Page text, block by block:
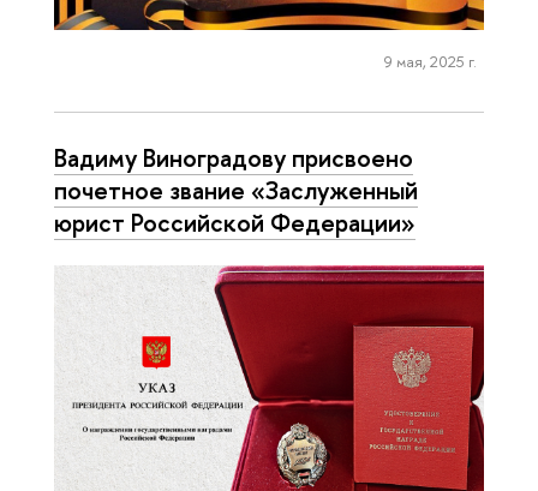
9 мая, 2025 г.
Вадиму Виноградову присвоено
почетное звание «Заслуженный
юрист Российской Федерации»